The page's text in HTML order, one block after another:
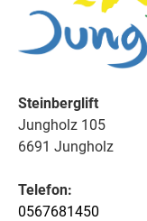
Steinberglift
Jungholz 105
6691 Jungholz
Telefon:
0567681450